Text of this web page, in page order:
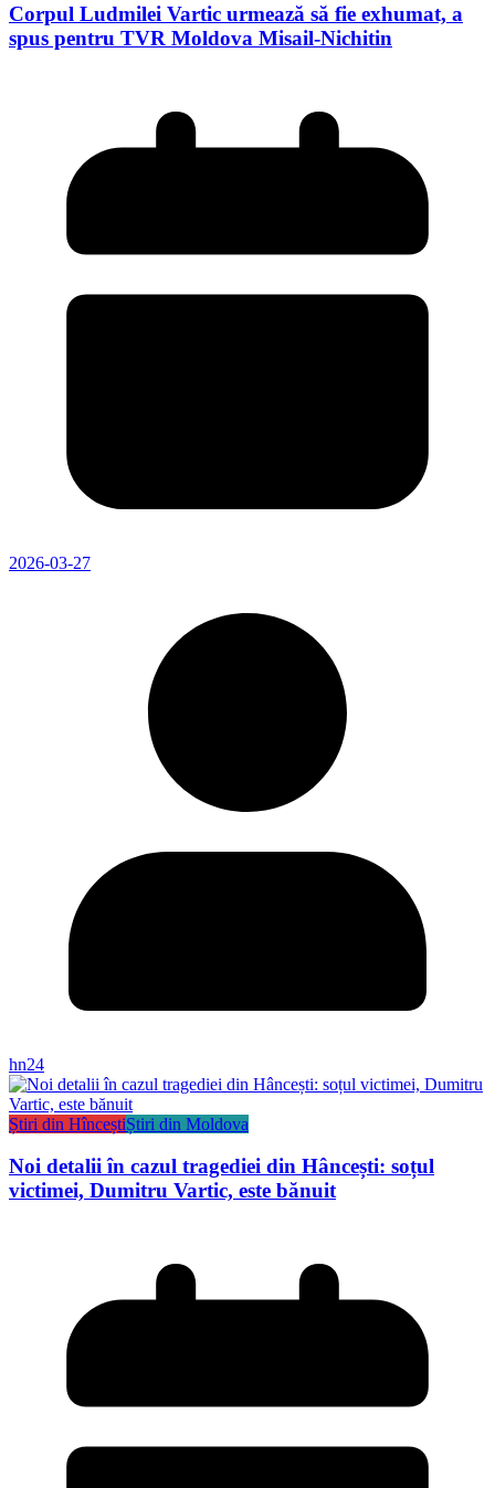
Corpul Ludmilei Vartic urmează să fie exhumat, a
spus pentru TVR Moldova Misail-Nichitin
2026-03-27
hn24
Știri din HînceștiȘtiri din Moldova
Noi detalii în cazul tragediei din Hâncești: soțul
victimei, Dumitru Vartic, este bănuit